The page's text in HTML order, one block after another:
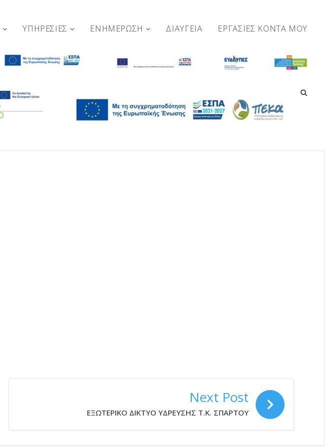
ΥΠΗΡΕΣΙΕΣ ΕΝΗΜΕΡΩΣΗ ΔΙΑΥΓΕΙΑ ΕΡΓΑΣΊΕΣ ΚΟΝΤΆ ΜΟΥ
Next Post
ΕΞΩΤΕΡΙΚΟ ΔΙΚΤΥΟ ΥΔΡΕΥΣΗΣ Τ.Κ. ΣΠΑΡΤΟΥ